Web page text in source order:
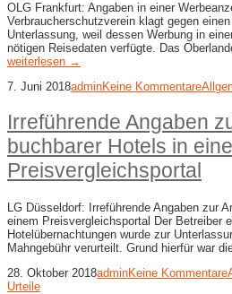
OLG Frankfurt: Angaben in einer
Verbraucherschutzverein klagt gegen
Unterlassung, weil dessen Werbung in
nötigen Reisedaten verfügte. Das
weiterlesen →
7. Juni 2018adminKeine Kommentare
Irreführende Angaben
buchbarer Hotels in
Preisvergleichsportal
LG Düsseldorf: Irreführende Angaben zur
einem Preisvergleichsportal Der Betreiber
Hotelübernachtungen wurde zur
Mahngebühr verurteilt. Grund hierfür war
28. Oktober 2018adminKeine Kommentare
Urteile